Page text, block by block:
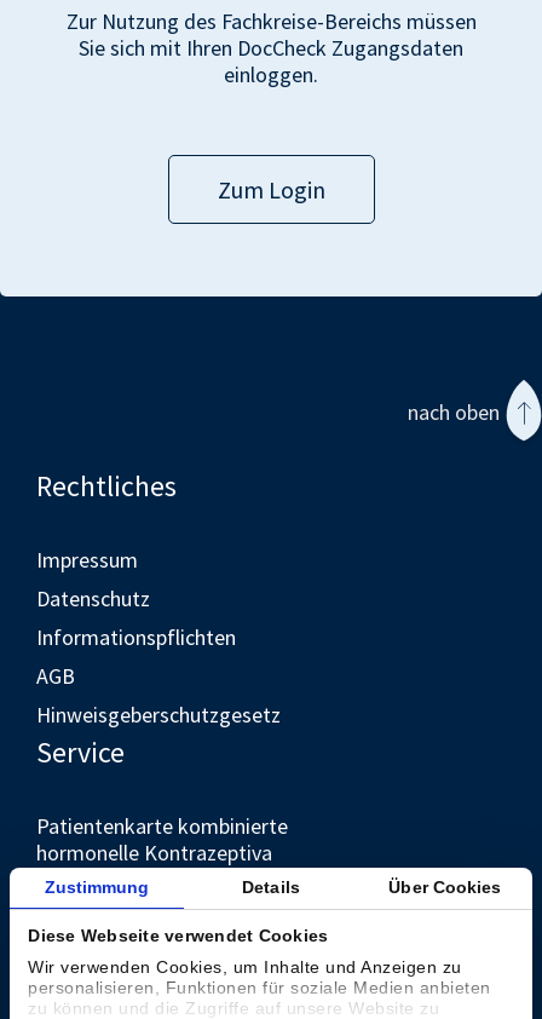
Zustimmung Details Über Cookies
Diese Webseite verwendet Cookies
Wir verwenden Cookies, um Inhalte und Anzeigen zu
personalisieren, Funktionen für soziale Medien anbieten
zu können und die Zugriffe auf unsere Website zu
Zur Nutzung des Fachkreise-Bereichs müssen
Sie sich mit Ihren DocCheck Zugangsdaten
einloggen.
Zum Login
nach oben
Rechtliches
Impressum
Datenschutz
Informationspflichten
AGB
Hinweisgeberschutzgesetz
Service
Patientenkarte kombinierte
hormonelle Kontrazeptiva
Unternehmen
Kontakt
Presse